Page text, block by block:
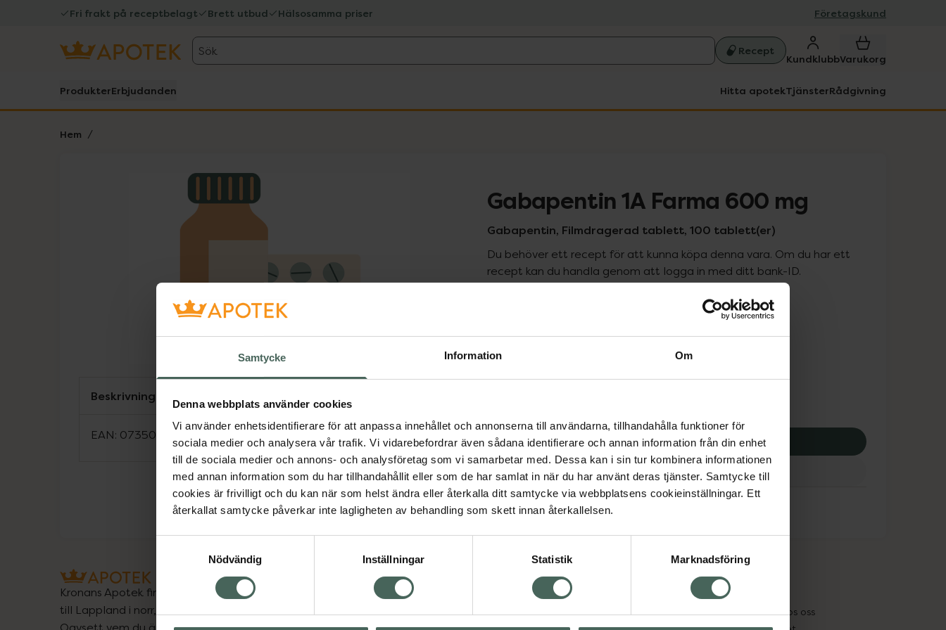
Samtycke Information Om
Denna webbplats använder cookies
Vi använder enhetsidentifierare för att anpassa innehållet och annonserna till användarna, tillhandahålla funktioner för
sociala medier och analysera vår trafik. Vi vidarebefordrar även sådana identifierare och annan information från din enhet
till de sociala medier och annons- och analysföretag som vi samarbetar med. Dessa kan i sin tur kombinera informationen
med annan information som du har tillhandahållit eller som de har samlat in när du har använt deras tjänster. Samtycke till
cookies är frivilligt och du kan när som helst ändra eller återkalla ditt samtycke via webbplatsens cookieinställningar. Ett
återkallat samtycke påverkar inte lagligheten av behandling som skett innan återkallelsen.
Nödvändig
Inställningar Statistik Marknadsföring
Fri frakt på receptbelagt Brett utbud Hälsosamma priser Företagskund
Sök Recept
KundklubbVarukorg
ProdukterErbjudanden Hitta apotekTjänsterRådgivning
Hem
Lista: . Innehåller 1 objekt. Gabapentin 1A Farma 600 mg
Gabapentin, Filmdragerad tablett, 100 tablett(er)
Du behöver ett recept för att kunna köpa denna vara. Om du har ett
recept kan du handla genom att logga in med ditt bank-ID.
Pris med recept
Högkostnadsskyddet gäller
621,74 kr
Köp via ditt recept
Aktuella erbjudanden
Beskrivning
EAN: 07350124332024
Kronans Apotek finns här för dig. Du hittar oss från Skåne i syd
till Lappland i norr, och online i mobilen och på datorn.
Oavsett vem du är så är det vårt uppdrag att hjälpa just dig
Om recept och läkemedel
Jobba hos oss